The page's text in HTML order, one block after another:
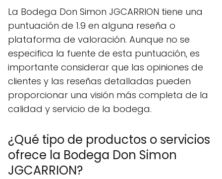
La Bodega Don Simon JGCARRION tiene una
puntuación de 1.9 en alguna reseña o
plataforma de valoración. Aunque no se
especifica la fuente de esta puntuación, es
importante considerar que las opiniones de
clientes y las reseñas detalladas pueden
proporcionar una visión más completa de la
calidad y servicio de la bodega.
¿Qué tipo de productos o servicios
ofrece la Bodega Don Simon
JGCARRION?